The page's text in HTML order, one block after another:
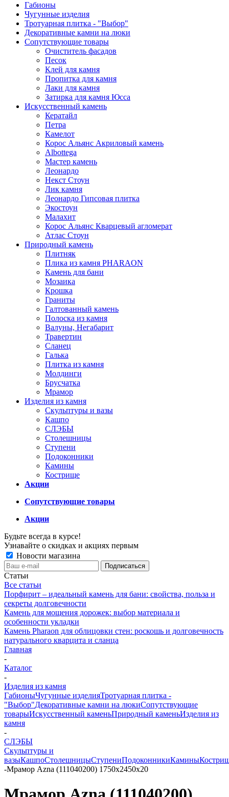
Габионы
Чугунные изделия
Тротуарная плитка - "Выбор"
Декоративные камни на люки
Сопутствующие товары
Очиститель фасадов
Песок
Клей для камня
Пропитка для камня
Лаки для камня
Затирка для камня Юсса
Искусственный камень
Кератайл
Петра
Камелот
Корос Альянс Акриловый камень
Albottega
Мастер камень
Леонардо
Некст Стоун
Лик камня
Леонардо Гипсовая плитка
Экостоун
Малахит
Корос Альянс Кварцевый агломерат
Атлас Стоун
Природный камень
Плитняк
Плика из камня PHARAON
Камень для бани
Мозаика
Крошка
Граниты
Галтованный камень
Полоска из камня
Валуны, Негабарит
Травертин
Сланец
Галька
Плитка из камня
Молдинги
Брусчатка
Мрамор
Изделия из камня
Скульптуры и вазы
Кашпо
СЛЭБЫ
Столешницы
Ступени
Подоконники
Камины
Кострище
Акции
Сопутствующие товары
Акции
Будьте всегда в курсе!
Узнавайте о скидках и акциях первым
Новости магазина
Статьи
Все статьи
Порфирит – идеальный камень для бани: свойства, польза и
секреты долговечности
Камень для мощения дорожек: выбор материала и
особенности укладки
Камень Pharaon для облицовки стен: роскошь и долговечность
натурального кварцита и сланца
Главная
-
Каталог
-
Изделия из камня
ГабионыЧугунные изделияТротуарная плитка -
"Выбор"Декоративные камни на люкиСопутствующие
товарыИскусственный каменьПриродный каменьИзделия из
камня
-
СЛЭБЫ
Скульптуры и
вазыКашпоСтолешницыСтупениПодоконникиКамины
-Мрамор Azna (111040200) 1750х2450х20